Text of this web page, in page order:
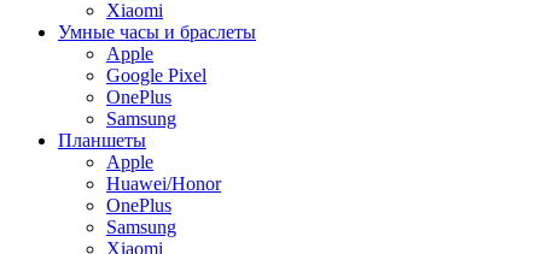
Xiaomi
Умные часы и браслеты
Apple
Google Pixel
OnePlus
Samsung
Планшеты
Apple
Huawei/Honor
OnePlus
Samsung
Xiaomi